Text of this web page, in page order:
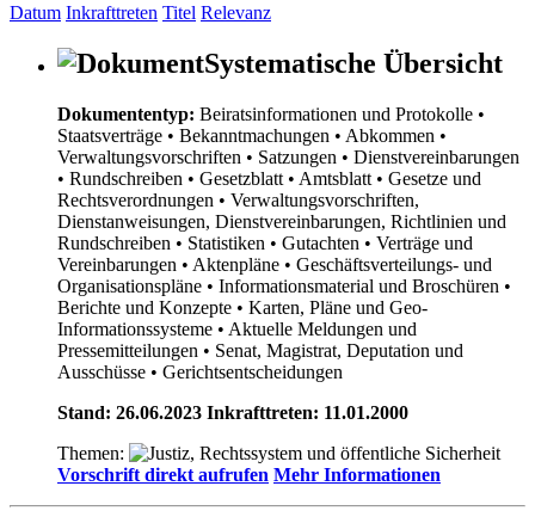
Datum Inkrafttreten Titel Relevanz
Systematische Übersicht
Dokumententyp: Beiratsinformationen und Protokolle •
Staatsverträge • Bekanntmachungen • Abkommen •
Verwaltungsvorschriften • Satzungen • Dienstvereinbarungen
• Rundschreiben • Gesetzblatt • Amtsblatt • Gesetze und
Rechtsverordnungen • Verwaltungsvorschriften,
Dienstanweisungen, Dienstvereinbarungen, Richtlinien und
Rundschreiben • Statistiken • Gutachten • Verträge und
Vereinbarungen • Aktenpläne • Geschäftsverteilungs- und
Organisationspläne • Informationsmaterial und Broschüren •
Berichte und Konzepte • Karten, Pläne und Geo-
Informationssysteme • Aktuelle Meldungen und
Pressemitteilungen • Senat, Magistrat, Deputation und
Ausschüsse • Gerichtsentscheidungen
Stand: 26.06.2023 Inkrafttreten: 11.01.2000
Themen:
Vorschrift direkt aufrufen Mehr Informationen